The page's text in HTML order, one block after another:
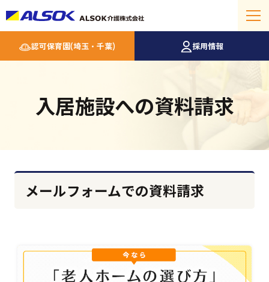
認可保育園(埼玉・千葉) 採用情報
入居施設への資料請求
メールフォームでの資料請求